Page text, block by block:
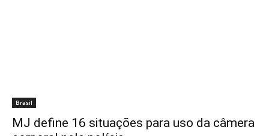
Brasil
MJ define 16 situações para uso da câmera